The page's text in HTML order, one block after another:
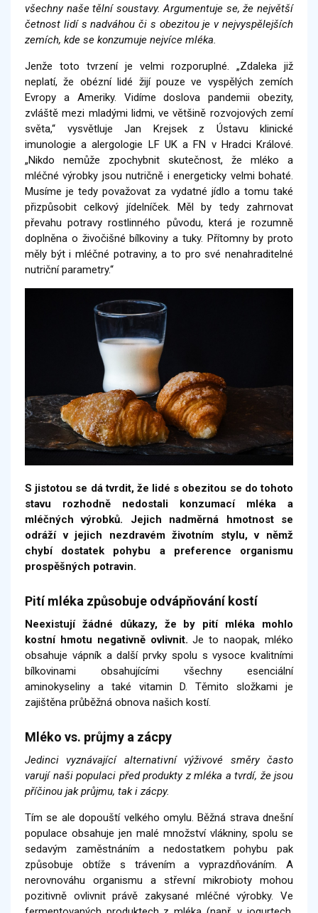
všechny naše tělní soustavy. Argumentuje se, že největší
četnost lidí s nadváhou či s obezitou je v nejvyspělejších
zemích, kde se konzumuje nejvíce mléka.
Jenže toto tvrzení je velmi rozporuplné. „Zdaleka již
neplatí, že obézní lidé žijí pouze ve vyspělých zemích
Evropy a Ameriky. Vidíme doslova pandemii obezity,
zvláště mezi mladými lidmi, ve většině rozvojových zemí
světa,“ vysvětluje Jan Krejsek z Ústavu klinické
imunologie a alergologie LF UK a FN v Hradci Králové.
„Nikdo nemůže zpochybnit skutečnost, že mléko a
mléčné výrobky jsou nutričně i energeticky velmi bohaté.
Musíme je tedy považovat za vydatné jídlo a tomu také
přizpůsobit celkový jídelníček. Měl by tedy zahrnovat
převahu potravy rostlinného původu, která je rozumně
doplněna o živočišné bílkoviny a tuky. Přítomny by proto
měly být i mléčné potraviny, a to pro své nenahraditelné
nutriční parametry.“
S jistotou se dá tvrdit, že lidé s obezitou se do tohoto
stavu rozhodně nedostali konzumací mléka a
mléčných výrobků. Jejich nadměrná hmotnost se
odráží v jejich nezdravém životním stylu, v němž
chybí dostatek pohybu a preference organismu
prospěšných potravin.
Pití mléka způsobuje odvápňování kostí
Neexistují žádné důkazy, že by pití mléka mohlo
kostní hmotu negativně ovlivnit. Je to naopak, mléko
obsahuje vápník a další prvky spolu s vysoce kvalitními
bílkovinami obsahujícími všechny esenciální
aminokyseliny a také vitamin D. Těmito složkami je
zajištěna průběžná obnova našich kostí.
Mléko vs. průjmy a zácpy
Jedinci vyznávající alternativní výživové směry často
varují naši populaci před produkty z mléka a tvrdí, že jsou
příčinou jak průjmu, tak i zácpy.
Tím se ale dopouští velkého omylu. Běžná strava dnešní
populace obsahuje jen malé množství vlákniny, spolu se
sedavým zaměstnáním a nedostatkem pohybu pak
způsobuje obtíže s trávením a vyprazdňováním. A
nerovnováhu organismu a střevní mikrobioty mohou
pozitivně ovlivnit právě zakysané mléčné výrobky. Ve